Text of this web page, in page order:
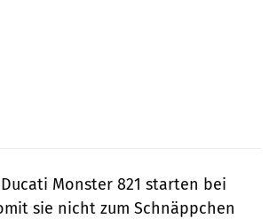
Monster 821 starten bei
sie nicht zum Schnäppchen